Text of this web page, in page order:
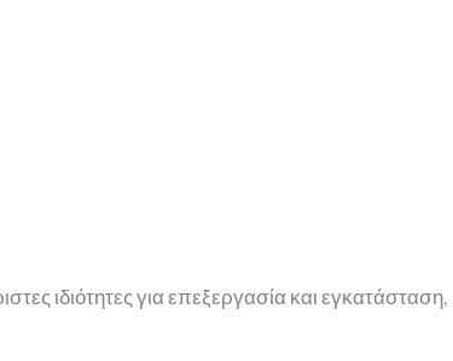
ιδιότητες για επεξεργασία και